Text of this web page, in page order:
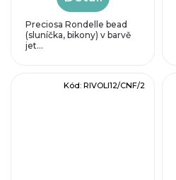
Preciosa Rondelle bead
(sluníčka, bikony) v barvě
jet...
Kód: RIVOLI12/CNF/2